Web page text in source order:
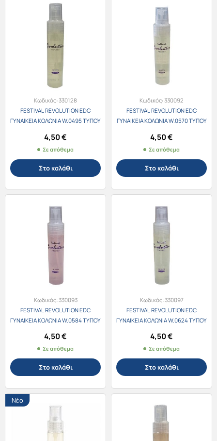
Κωδικός:330128
FESTIVAL REVOLUTION EDC
ΓΥΝΑΙΚΕΙΑ ΚΟΛΩΝΙΑ W.0495 ΤΥΠΟΥ
4,50€
Σε απόθεμα
Στο καλάθι
Κωδικός:330092
FESTIVAL REVOLUTION EDC
ΓΥΝΑΙΚΕΙΑ ΚΟΛΩΝΙΑ W.0570 ΤΥΠΟΥ
4,50€
Σε απόθεμα
Στο καλάθι
Κωδικός:330093
FESTIVAL REVOLUTION EDC
ΓΥΝΑΙΚΕΙΑ ΚΟΛΩΝΙΑ W.0584 ΤΥΠΟΥ
4,50€
Σε απόθεμα
Στο καλάθι
Κωδικός:330097
FESTIVAL REVOLUTION EDC
ΓΥΝΑΙΚΕΙΑ ΚΟΛΩΝΙΑ W.0624 ΤΥΠΟΥ
4,50€
Σε απόθεμα
Στο καλάθι
Νέο